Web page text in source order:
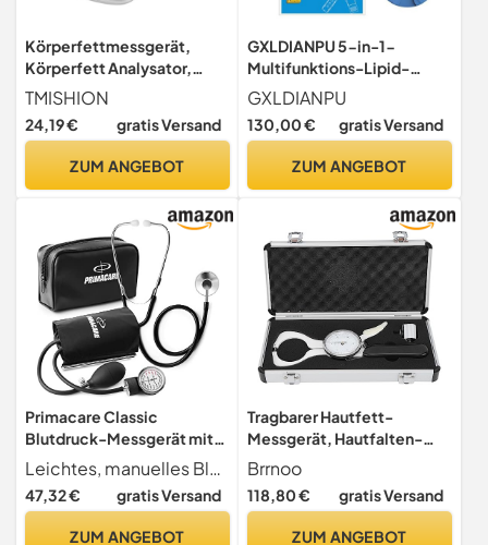
Körperfettmessgerät,
Körperfett Analysator,
Tragbares Körperfett
Messgerät, Körperfett
Messgerät, Bmi Messgerät,
Messung Des
Körperfett Tester,
Analysator
TMISHION
24,19 € gratis Versand
ZUM ANGEBOT
GXLDIANPU 5-in-1-
Multifunktions-Lipid-
Monitor-Messgerät, Test-
HDL-Triglycerid-
Cholesterin-
Teststreifen, 500 Gruppen
Ergebnisse, Für Zu Hause
GXLDIANPU
130,00 € gratis Versand
ZUM ANGEBOT
Primacare Classic
Blutdruck-Messgerät mit
D-Ring, für Erwachsene
Leichtes, manuelles Blutdruckmessgerät
47,32 € gratis Versand
ZUM ANGEBOT
Tragbarer Hautfett-
Messgerät, Hautfalten-
Körperfett-Messgerät,
Körperfett-Messgerät Zur
Überwachung der BMI-
Brrnoo
118,80 € gratis Versand
ZUM ANGEBOT